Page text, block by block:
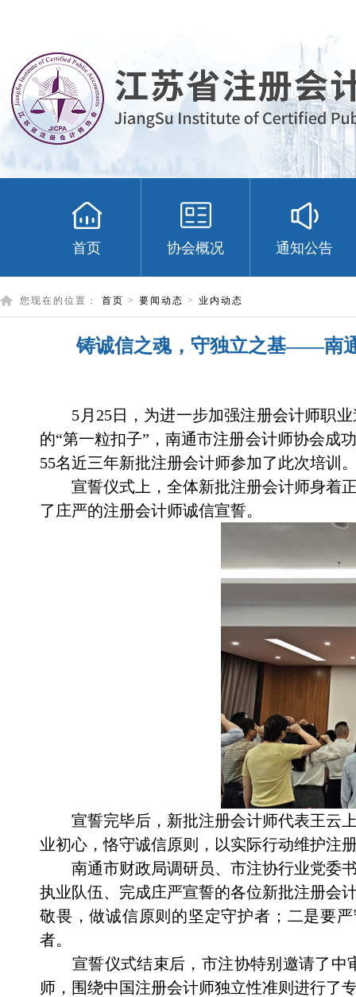
首页 协会概况 通知公告
您现在的位置： 首页 > 要闻动态 > 业内动态
铸诚信之魂，守独立之基——南
5月25日，为进一步加强注册会计师职
的“第一粒扣子”，南通市注册会计师协会成
55名近三年新批注册会计师参加了此次培训
宣誓仪式上，全体新批注册会计师身着
了庄严的注册会计师诚信宣誓。
宣誓完毕后，新批注册会计师代表王云
业初心，恪守诚信原则，以实际行动维护注
南通市财政局调研员、市注协行业党委
执业队伍、完成庄严宣誓的各位新批注册会
敬畏，做诚信原则的坚定守护者；二是要
者。
宣誓仪式结束后，市注协特别邀请了
师，围绕中国注册会计师独立性准则进行了